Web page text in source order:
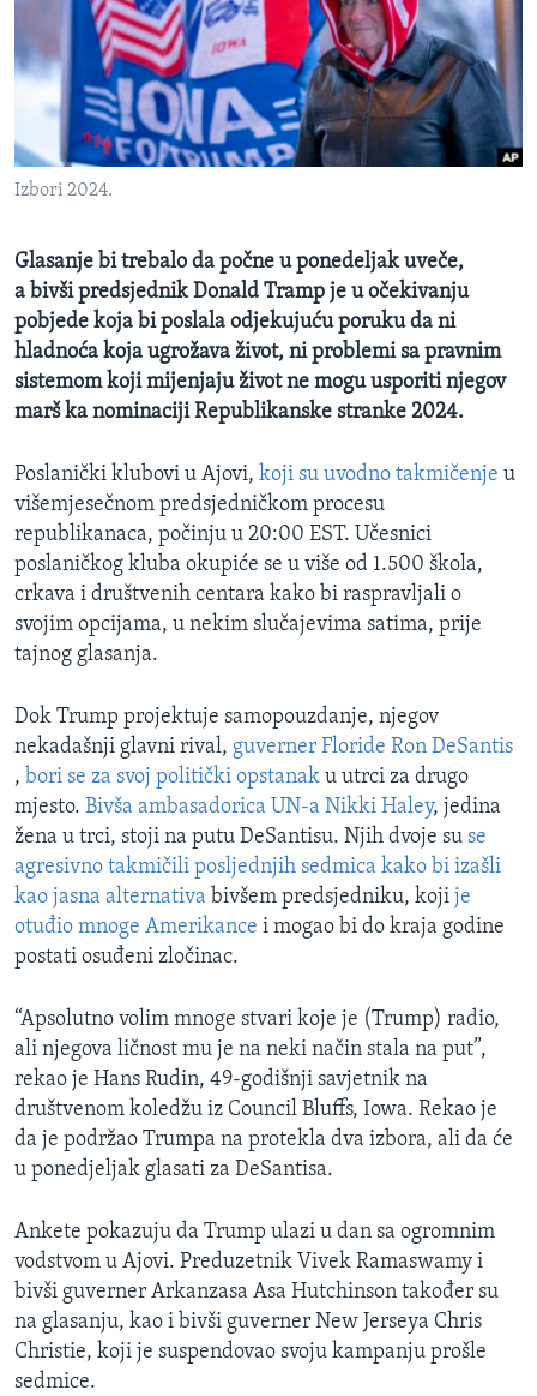
MAGAZIN
O GLASU AMERIKE
Learning English
PRATITE NAS
Jezici
Izbori 2024.
Glasanje bi trebalo da počne u ponedeljak uveče,
a bivši predsjednik Donald Tramp je u očekivanju
pobjede koja bi poslala odjekujuću poruku da ni
hladnoća koja ugrožava život, ni problemi sa pravnim
sistemom koji mijenjaju život ne mogu usporiti njegov
marš ka nominaciji Republikanske stranke 2024.
Poslanički klubovi u Ajovi, koji su uvodno takmičenje u
višemjesečnom predsjedničkom procesu
republikanaca, počinju u 20:00 EST. Učesnici
poslaničkog kluba okupiće se u više od 1.500 škola,
crkava i društvenih centara kako bi raspravljali o
svojim opcijama, u nekim slučajevima satima, prije
tajnog glasanja.
Dok Trump projektuje samopouzdanje, njegov
nekadašnji glavni rival, guverner Floride Ron DeSantis
, bori se za svoj politički opstanak u utrci za drugo
mjesto. Bivša ambasadorica UN-a Nikki Haley, jedina
žena u trci, stoji na putu DeSantisu. Njih dvoje su se
agresivno takmičili posljednjih sedmica kako bi izašli
kao jasna alternativa bivšem predsjedniku, koji je
otuđio mnoge Amerikance i mogao bi do kraja godine
postati osuđeni zločinac.
“Apsolutno volim mnoge stvari koje je (Trump) radio,
ali njegova ličnost mu je na neki način stala na put”,
rekao je Hans Rudin, 49-godišnji savjetnik na
društvenom koledžu iz Council Bluffs, Iowa. Rekao je
da je podržao Trumpa na protekla dva izbora, ali da će
u ponedjeljak glasati za DeSantisa.
Ankete pokazuju da Trump ulazi u dan sa ogromnim
vodstvom u Ajovi. Preduzetnik Vivek Ramaswamy i
bivši guverner Arkanzasa Asa Hutchinson također su
na glasanju, kao i bivši guverner New Jerseya Chris
Christie, koji je suspendovao svoju kampanju prošle
sedmice.